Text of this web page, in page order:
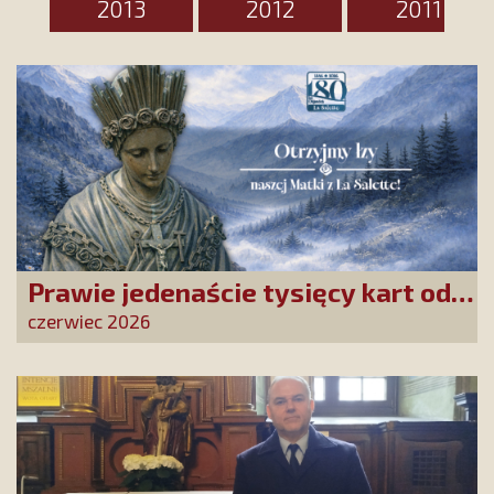
2013
2012 2011
Prawie jedenaście tysięcy kart od
Przyjaciół Stowarzyszenia
złożonych w La Salette!
czerwiec 2026